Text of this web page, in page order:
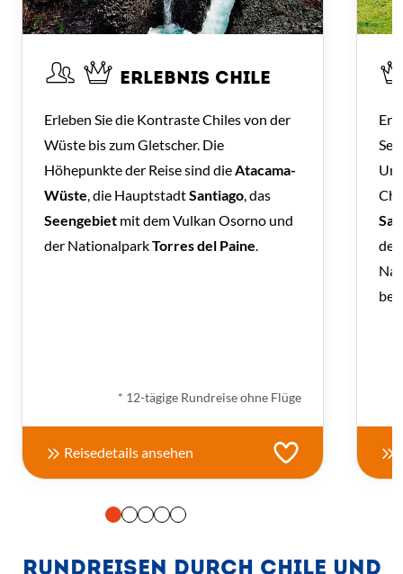
ERLEBNIS CHILE
Erleben Sie die Kontraste Chiles von der
Wüste bis zum Gletscher. Die
Höhepunkte der Reise sind die Atacama-
Wüste , die HauptstadtSantiago , das
Seengebiet mit dem Vulkan Osorno und
der NationalparkTorres del Paine
* 12-tägige Rundreise ohne Flüge
Reisedetails ansehen
der
RUNDREISEN DURCH CHILE UND